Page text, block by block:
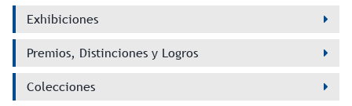
Exhibiciones
Premios, Distinciones y Logros
Colecciones